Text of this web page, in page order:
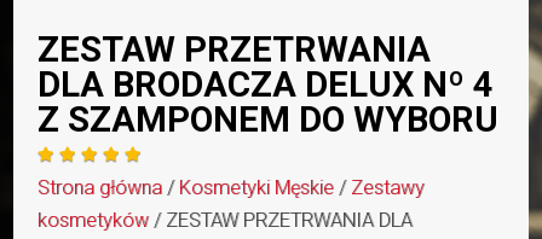
ZESTAW PRZETRWANIA
DLA BRODACZA DELUX Nº 4
Z SZAMPONEM DO WYBORU
    
Strona główna / Kosmetyki Męskie / Zestawy
kosmetyków/ ZESTAW PRZETRWANIA DLA